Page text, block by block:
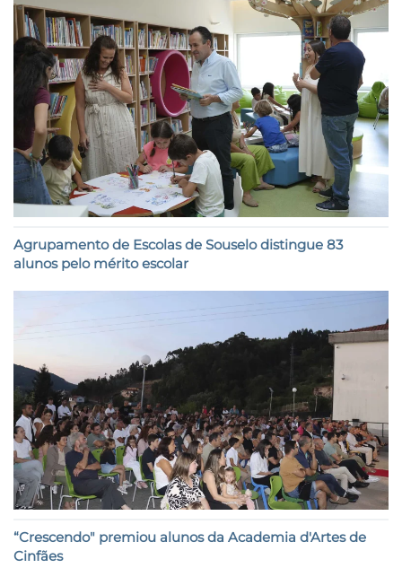
Agrupamento de Escolas de Souselo distingue 83
alunos pelo mérito escolar
“Crescendo" premiou alunos da Academia d'Artes de
Cinfães